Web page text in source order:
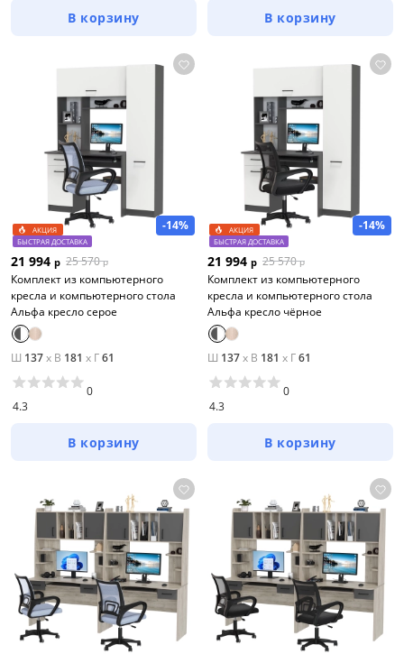
В корзину В корзину
-14%
АКЦИЯ
БЫСТРАЯ ДОСТАВКА
21 994 р 25 570 р
Комплект из компьютерного
кресла и компьютерного стола
Aльфа кресло серое
Ш 137x В 181 x Г61
4.3
0
В корзину
-14%
АКЦИЯ
БЫСТРАЯ ДОСТАВКА
21 994 р 25 570 р
Комплект из компьютерного
кресла и компьютерного стола
Aльфа кресло чёрное
Ш 137x В 181 x Г61
4.3
0
В корзину